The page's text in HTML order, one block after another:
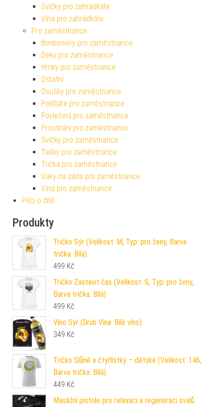
Svíčky pro zahrádkáře
Vína pro zahrádkáře
Pro zaměstnance
Bonboniéry pro zaměstnance
Deky pro zaměstnance
Hrnky pro zaměstnance
Ostatní
Osušky pro zaměstnance
Polštáře pro zaměstnance
Povlečení pro zaměstnance
Prostírání pro zaměstnance
Svíčky pro zaměstnance
Tašky pro zaměstnance
Trička pro zaměstnance
Vaky na záda pro zaměstnance
Vína pro zaměstnance
Péči o dítě
Produkty
Tričko Sýr (Velikost: M, Typ: pro ženy, Barva
trička: Bílá)
499 Kč
Tričko Zastavit čas (Velikost: S, Typ: pro ženy,
Barva trička: Bílá)
499 Kč
Víno Sýr (Druh Vína: Bílé víno)
349 Kč
Tričko Slůně a čtyřlístky – dětské (Velikost: 146,
Barva trička: Bílá)
449 Kč
Masážní pistole pro relaxaci a regeneraci svalů